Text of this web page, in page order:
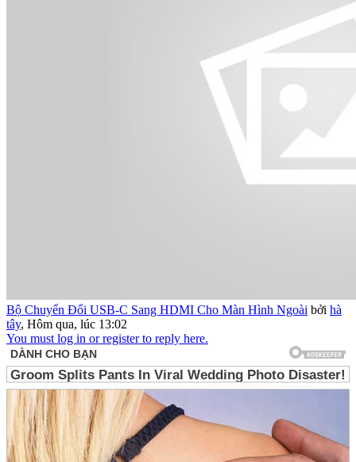
Bộ Chuyển Đổi USB-C Sang HDMI Cho Màn Hình Ngoài bởi hà
tây, Hôm qua, lúc 13:02
You must log in or register to reply here.